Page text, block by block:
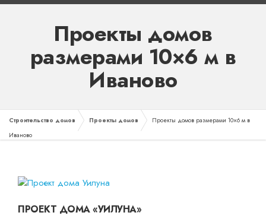
Проекты домов
размерами 10×6 м в
Иваново
Строительство домов Проекты домов
Проекты домов размерами 10×6 м в
Иваново
ПРОЕКТ ДОМА «УИЛУНА»